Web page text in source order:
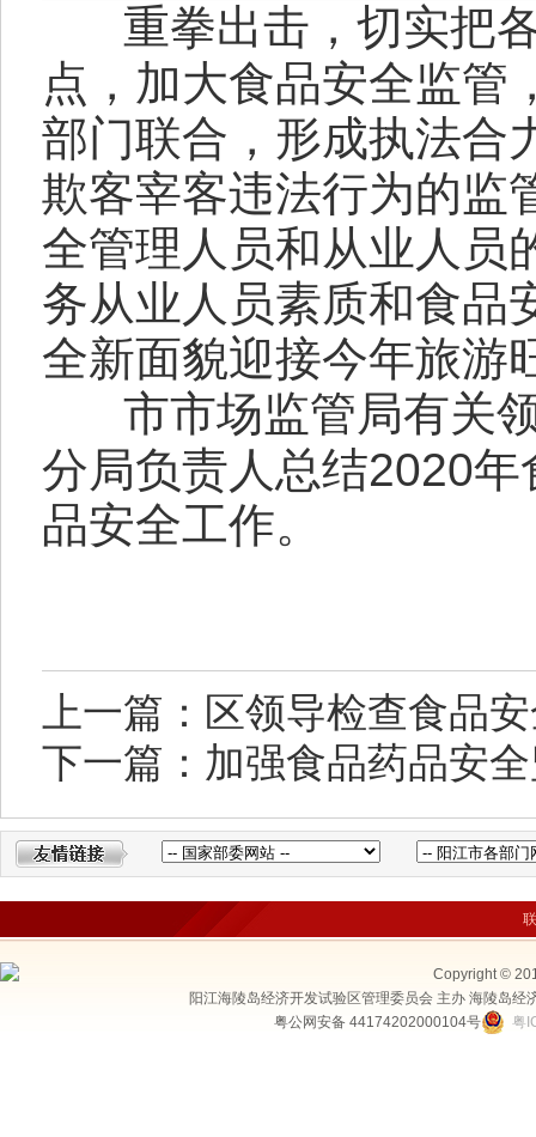
重拳出击，切实把
点，加大食品安全监管
部门联合，形成执法合
欺客宰客违法行为的监
全管理人员和从业人员
务从业人员素质和食品
全新面貌迎接今年旅游
市市场监管局有关
分局负责人总结2020
品安全工作。
上一篇：区领导检查食品
下一篇：加强食品药品安
Copyright ©
阳江海陵岛经济开发试验区管理委员会 主办 海陵岛
粤公网安备 44174202000104号
粤